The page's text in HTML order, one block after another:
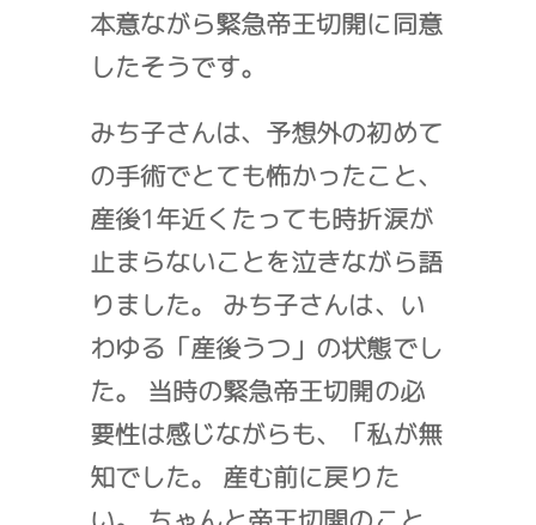
本意ながら緊急帝王切開に同意
したそうです。
みち子さんは、予想外の初めて
の手術でとても怖かったこと、
産後1年近くたっても時折涙が
止まらないことを泣きながら語
りました。 みち子さんは、い
わゆる「産後うつ」の状態でし
た。 当時の緊急帝王切開の必
要性は感じながらも、「私が無
知でした。 産む前に戻りた